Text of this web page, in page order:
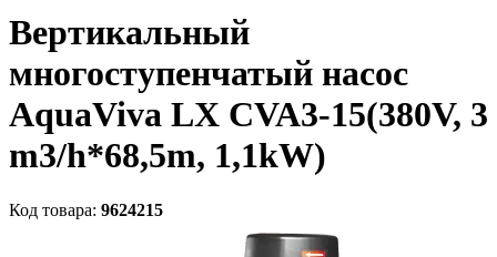
Вертикальный
многоступенчатый насос
AquaViva LX CVA3-15(380V, 3
m3/h*68,5m, 1,1kW)
Код товара: 9624215